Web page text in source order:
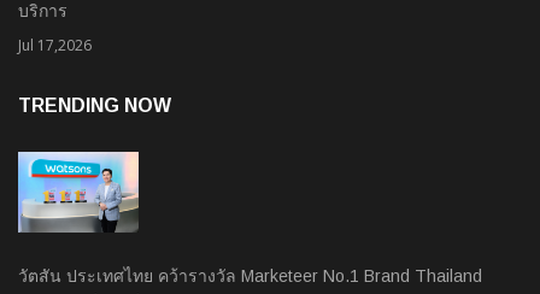
บริการ
Jul 17,2026
TRENDING NOW
วัตสัน ประเทศไทย คว้ารางวัล Marketeer No.1 Brand Thailand